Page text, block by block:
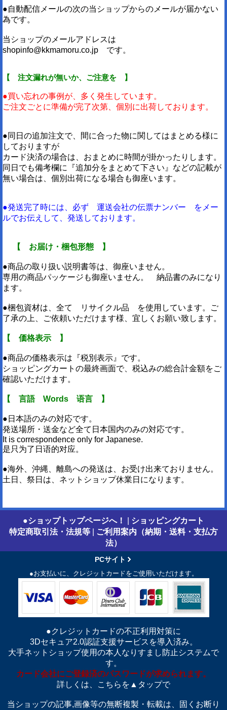
●自動配信メールの次の当ショップからのメールが届かない
為です。
当ショップのメールアドレスは
shopinfo@kkmamoru.co.jp です。
【 注文漏れが無いか、ご注意を 】
●買い忘れの事例が、多く発生しています。
ご注文ごとに準備が完了次第、個別に出荷しております。
●同日の追加注文で、間に合った物に関してはまとめる様に
しておりますが
カード決済の場合は、おまとめに時間が掛かったりします。
同日でも備考欄に『追加分をまとめて下さい』などの記載が
無い場合は、個別出荷になる場合も御座います。
●発送完了時には、必ず 運送会社の伝票ナンバー をメー
ルでお伝えして、発送しております。
【 お届け・梱包形態 】
●商品の取り扱い説明書等は、御座いません。
専用の商品パッケージも御座いません。 納品書のみになり
ます。
●梱包資材は、全て リサイクル品 を使用しています。ご
了承の上、ご依頼いただけます様、宜しくお願い致します。
【 価格表示 】
●商品の価格表示は『税別表示』です。
ショッピングカートの最終画面で、税込みの総合計金額をご
確認いただけます。
【 言語 Words 语言 】
●日本語のみの対応です。
発送場所・送金など全て日本国内のみの対応です。
It is correspondence only for Japanese.
是只为了日语的对应。
●海外、沖縄、離島への発送は、お受け出来ておりません。
土日、祭日は、ネットショップ休業日になります。
●ショップトップページへ！
ショッピングカート
特定商取引法・法規等
ご利用案内（納期・送料・支払方
法）
PCサイト
●お支払いに、クレジットカードをご使用いただけます。
●クレジットカードの不正利用対策に
3Dセキュア2.0認証支援サービスを導入済み。
大手ネットショップ使用の本人なりすまし防止システムで
す。
カード会社にご登録済のパスワードが求められます。
詳しくは、こちらを▲タップで
当ショップの記事,画像等の無断複製・転載は、固くお断り